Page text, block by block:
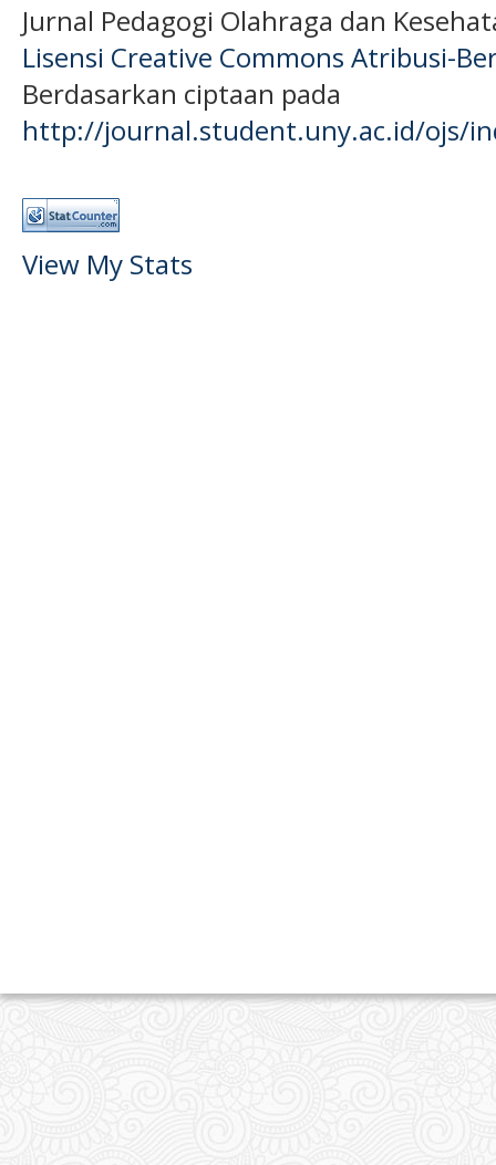
Jurnal Pedagogi Olahraga dan
Lisensi Creative Commons Atribusi-
Berdasarkan ciptaan pada
http://journal.student.uny.ac.id/ojs/
View My Stats